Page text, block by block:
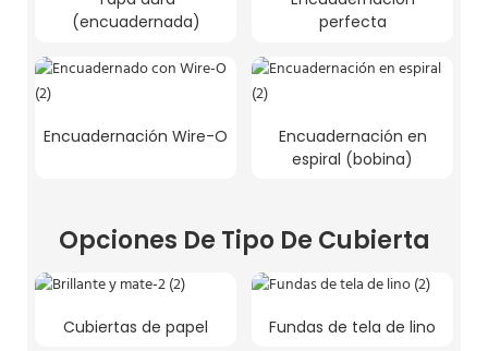
(encuadernada)
perfecta
Encuadernación Wire-O
Encuadernación en
espiral (bobina)
Opciones De Tipo De Cubierta
Cubiertas de papel Fundas de tela de lino